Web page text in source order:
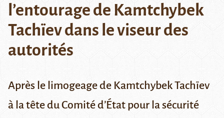
l’entourage de Kamtchybek
Tachïev dans le viseur des
autorités
Après le limogeage de Kamtchybek Tachïev
à la tête du Comité d’État pour la sécurité